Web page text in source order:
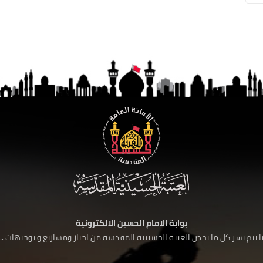
بوابة الامام الحسين الالكترونية
يتم نشر كل ما يخص العتبة الحسينية المقدسة من اخبار ومشاريع و توجيهات